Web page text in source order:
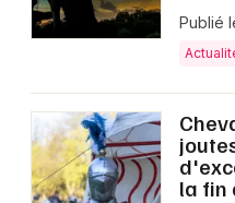
Publié
la fin